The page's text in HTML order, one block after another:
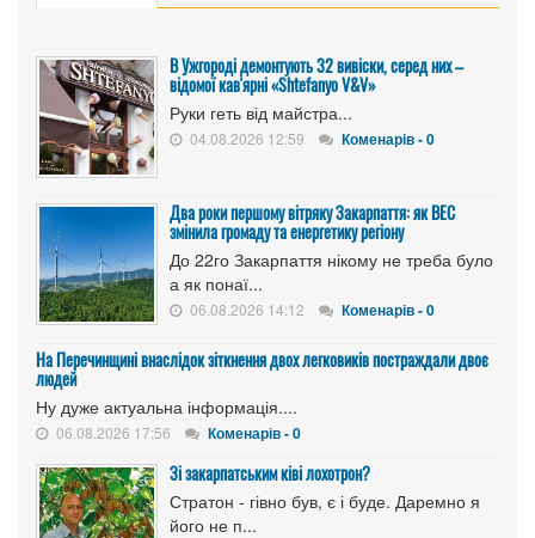
В Ужгороді демонтують 32 вивіски, серед них –
відомої кав'ярні «Shtefanyo V&V»
Руки геть від майстра...
04.08.2026 12:59 Коменарів - 0
Два роки першому вітряку Закарпаття: як ВЕС
змінила громаду та енергетику регіону
До 22го Закарпаття нікому не треба було
а як понаї...
06.08.2026 14:12 Коменарів - 0
На Перечинщині внаслідок зіткнення двох легковиків постраждали двоє
людей
Ну дуже актуальна інформація....
06.08.2026 17:56 Коменарів - 0
Зі закарпатським ківі лохотрон?
Стратон - гівно був, є і буде. Даремно я
його не п...